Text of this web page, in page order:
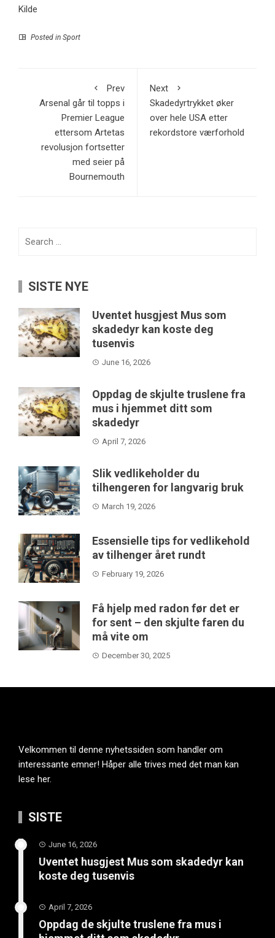
Kilde
Posted in Sport
Prev
Arsenal går til topps i
Premier League
ettersom Artetas
revolusjon fortsetter
med seier på
Bournemouth
Next
Skadedyrtrykket øker
over hele USA etter
rekordstore værforhold
SISTE NYE
Uventet husgjest Mus som
skadedyr kan koste deg
tusenvis
June 16, 2026
Oppdag de skjulte truslene fra
mus i hjemmet ditt som
skadedyr
April 7, 2026
Slik vedlikeholder du
tilhengeren for langvarig bruk
March 19, 2026
Essensielle tips for vedlikehold
av tilhenger året rundt
February 19, 2026
Få hjelp med radon før det er
for sent – den skjulte faren du
må vite om
December 30, 2025
Velkommen til denne nyhetssiden som handler om
interessante emner! Håper alle trives med det man kan
lese her.
SISTE
June 16, 2026
Uventet husgjest Mus som skadedyr kan
koste deg tusenvis
April 7, 2026
Oppdag de skjulte truslene fra mus i